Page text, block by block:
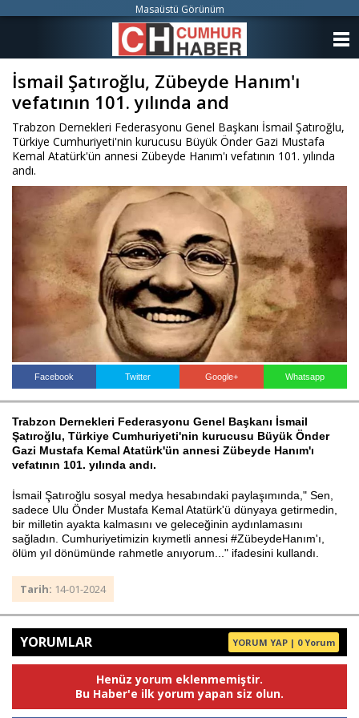
İsmail Şatıroğlu, Zübeyde Hanım'ı
vefatının 101. yılında and
Trabzon Dernekleri Federasyonu Genel Başkanı İsmail Şatıroğlu,
Türkiye Cumhuriyeti'nin kurucusu Büyük Önder Gazi Mustafa
Kemal Atatürk'ün annesi Zübeyde Hanım'ı vefatının 101. yılında
andı.
Facebook Twitter Google+ Whatsapp
Trabzon Dernekleri Federasyonu Genel Başkanı İsmail
Şatıroğlu, Türkiye Cumhuriyeti'nin kurucusu Büyük Önder
Gazi Mustafa Kemal Atatürk'ün annesi Zübeyde Hanım'ı
vefatının 101. yılında andı.
İsmail Şatıroğlu sosyal medya hesabındaki paylaşımında," Sen,
sadece Ulu Önder Mustafa Kemal Atatürk'ü dünyaya getirmedin,
bir milletin ayakta kalmasını ve geleceğinin aydınlamasını
sağladın. Cumhuriyetimizin kıymetli annesi #ZübeydeHanım'ı,
ölüm yıl dönümünde rahmetle anıyorum..." ifadesini kullandı.
Tarih: 14-01-2024
YORUMLAR YORUM YAP | 0 Yorum
Henüz yorum eklenmemiştir.
Bu Haber'e ilk yorum yapan siz olun.
Masaüstü Görünüm
KATEGORİLER
ANKETLER
FOTO GALERİ
VİDEO GALERİ
KÜNYE
İLETİŞİM
Haberin Doğru Adresi.